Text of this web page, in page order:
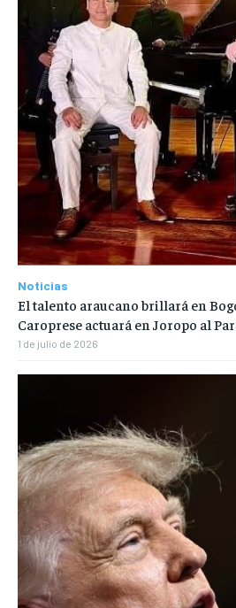
Noticias
El talento araucano brillará en
Caroprese actuará en Joropo al
1 de julio de 2026